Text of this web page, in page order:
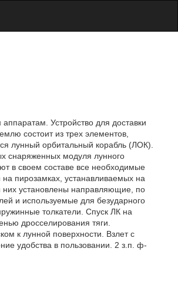
Устройство для доставки
состоит из трех элементов,
лунный орбитальный корабль (ЛОК).
снаряженных модуля лунного
в своем составе все необходимые
пирозамках, устанавливаемых на
них установлены направляющие, по
и используемые для безударного
толкатели. Спуск ЛК на
дросселирования тяги.
к лунной поверхности. Взлет с
удобства в пользовании. 2 з.п. ф-